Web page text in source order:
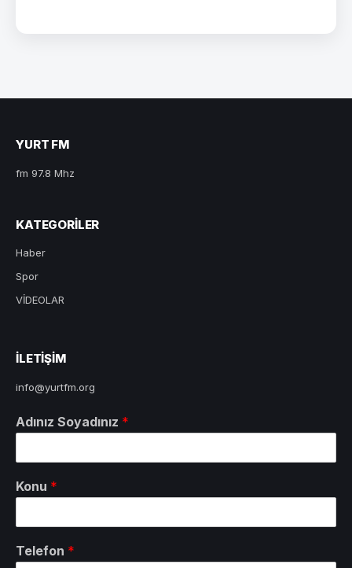
YURT FM
fm 97.8 Mhz
KATEGORILER
Haber
Spor
VİDEOLAR
ILETIŞIM
info@yurtfm.org
Adınız Soyadınız *
Konu *
Telefon *